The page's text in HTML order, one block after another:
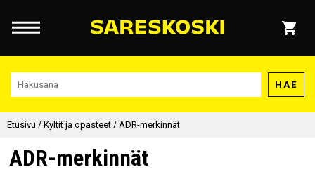
HAE
Etusivu / Kyltit ja opasteet / ADR-merkinnät
ADR-merkinnät